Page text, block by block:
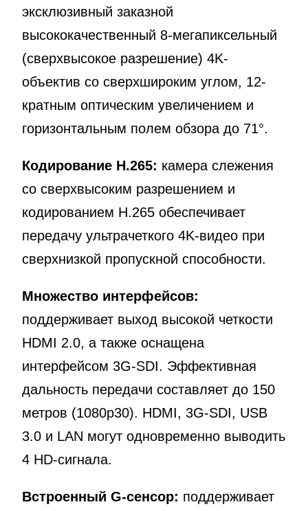
эксклюзивный заказной
высококачественный 8-мегапиксельный
(сверхвысокое разрешение) 4K-
объектив со сверхшироким углом, 12-
кратным оптическим увеличением и
горизонтальным полем обзора до 71°.
Кодирование H.265: камера слежения
со сверхвысоким разрешением и
кодированием H.265 обеспечивает
передачу ультрачеткого 4K-видео при
сверхнизкой пропускной способности.
Множество интерфейсов:
поддерживает выход высокой четкости
HDMI 2.0, а также оснащена
интерфейсом 3G-SDI. Эффективная
дальность передачи составляет до 150
метров (1080p30). HDMI, 3G-SDI, USB
3.0 и LAN могут одновременно выводить
4 HD-сигнала.
Встроенный G-сенсор: поддерживает